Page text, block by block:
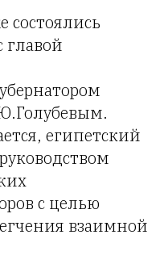
состоялись
главой
египетский
с целью
взаимной